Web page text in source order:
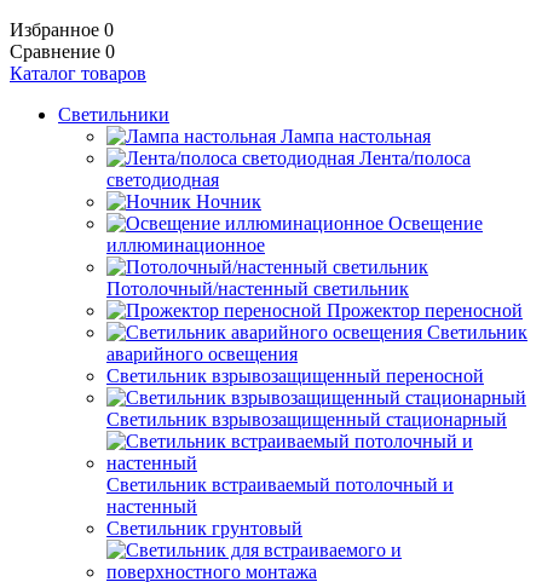
Избранное 0
Сравнение 0
Каталог товаров
Светильники
Лампа настольная
Лента/полоса
светодиодная
Ночник
Освещение
иллюминационное
Потолочный/настенный светильник
Прожектор переносной
Светильник
аварийного освещения
Светильник взрывозащищенный переносной
Светильник взрывозащищенный стационарный
Светильник встраиваемый потолочный и
настенный
Светильник грунтовый